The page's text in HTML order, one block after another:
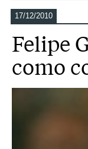
17/12/2010
Felipe
como